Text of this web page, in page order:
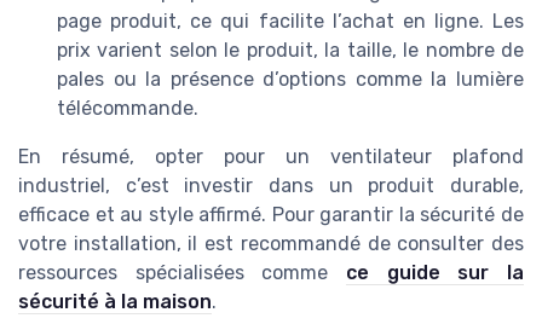
page produit, ce qui facilite l’achat en ligne. Les
prix varient selon le produit, la taille, le nombre de
pales ou la présence d’options comme la lumière
télécommande.
En résumé, opter pour un ventilateur plafond
industriel, c’est investir dans un produit durable,
efficace et au style affirmé. Pour garantir la sécurité de
votre installation, il est recommandé de consulter des
ressources spécialisées comme ce guide sur la
sécurité à la maison.